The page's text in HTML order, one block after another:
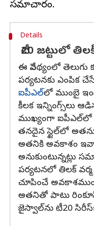
Details
టీ20 జట్టులో
ఈ నేపథ్యంలో తెలుగు
పర్యటనకు ఎంపిక
ఐపీఎల్‌లో ముంబై
కీలక ఇన్నింగ్స్‌లు
ముఖ్యంగా
తనదైన స్టైల్‌లో
అతనికి అవకాశం
పర్యటనలో తిలక్ వర్మ
చూపించే
అతనితో పాటు
జైస్వాల్‌ను టీ20